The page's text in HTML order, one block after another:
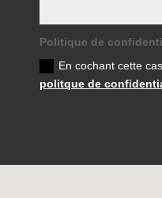
Politique de
En cochant cette
politque de